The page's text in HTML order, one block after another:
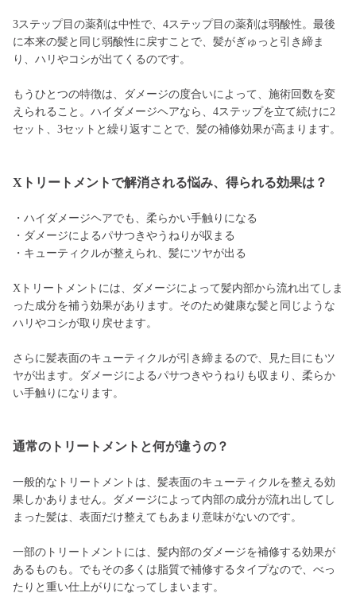
3ステップ目の薬剤は中性で、4ステップ目の薬剤は弱酸性。最後
に本来の髪と同じ弱酸性に戻すことで、髪がぎゅっと引き締ま
り、ハリやコシが出てくるのです。
もうひとつの特徴は、ダメージの度合いによって、施術回数を変
えられること。ハイダメージヘアなら、4ステップを立て続けに2
セット、3セットと繰り返すことで、髪の補修効果が高まります。
Xトリートメントで解消される悩み、得られる効果は？
・ハイダメージヘアでも、柔らかい手触りになる
・ダメージによるパサつきやうねりが収まる
・キューティクルが整えられ、髪にツヤが出る
Xトリートメントには、ダメージによって髪内部から流れ出てしま
った成分を補う効果があります。そのため健康な髪と同じような
ハリやコシが取り戻せます。
さらに髪表面のキューティクルが引き締まるので、見た目にもツ
ヤが出ます。ダメージによるパサつきやうねりも収まり、柔らか
い手触りになります。
通常のトリートメントと何が違うの？
一般的なトリートメントは、髪表面のキューティクルを整える効
果しかありません。ダメージによって内部の成分が流れ出してし
まった髪は、表面だけ整えてもあまり意味がないのです。
一部のトリートメントには、髪内部のダメージを補修する効果が
あるものも。でもその多くは脂質で補修するタイプなので、べっ
たりと重い仕上がりになってしまいます。